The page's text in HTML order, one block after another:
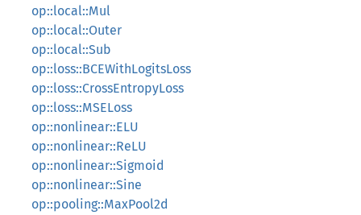
op::local::Mul
op::local::Outer
op::local::Sub
op::loss::BCEWithLogitsLoss
op::loss::CrossEntropyLoss
op::loss::MSELoss
op::nonlinear::ELU
op::nonlinear::ReLU
op::nonlinear::Sigmoid
op::nonlinear::Sine
op::pooling::MaxPool2d